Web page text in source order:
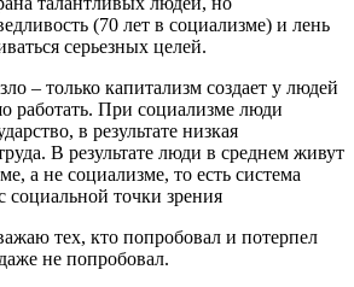
(70 лет в социализме) и лень
серьезных целей.
– только капитализм создает у людей
работать. При социализме люди
в результате низкая
В результате люди в среднем живут
а не социализме, то есть система
социальной точки зрения
тех, кто попробовал и потерпел
не попробовал.